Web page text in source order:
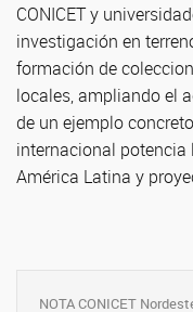
CONICET y
investigación en
formación de
locales, ampliando el
de un ejemplo
internacional
América Latina y
NOTA CONICET